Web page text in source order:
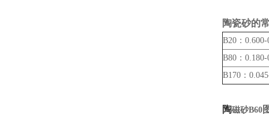
陶瓷砂的
B20：0.600-
B80：0.180-
B170：
陶磁砂B60